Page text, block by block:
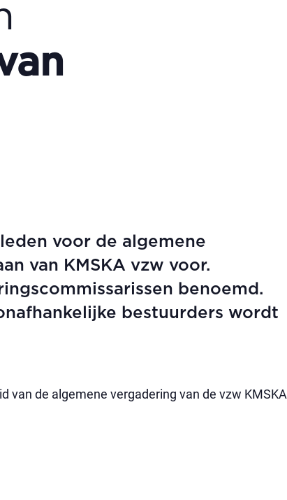
voor de algemene
van KMSKA vzw voor.
benoemd.
bestuurders wordt
van de algemene vergadering van de vzw KMSKA